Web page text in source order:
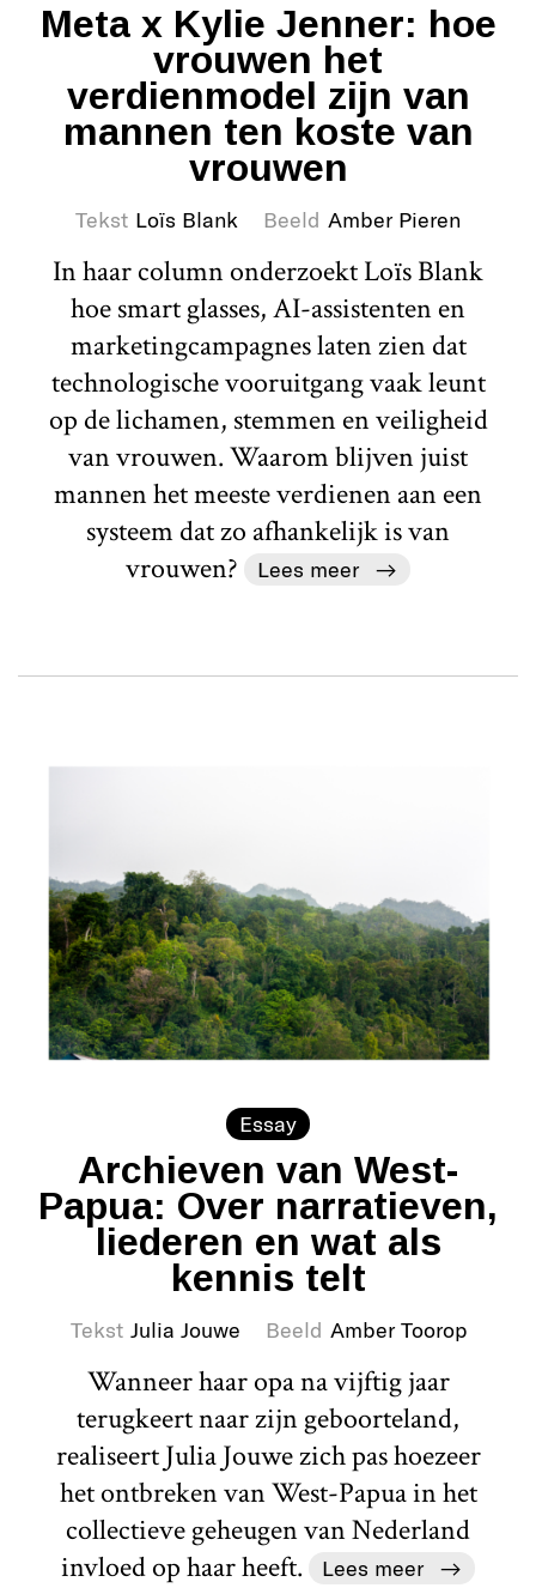
Meta x Kylie Jenner: hoe
vrouwen het
verdienmodel zijn van
mannen ten koste van
vrouwen
Tekst Loïs Blank Beeld Amber Pieren
In haar column onderzoekt Loïs Blank
hoe smart glasses, AI-assistenten en
marketingcampagnes laten zien dat
technologische vooruitgang vaak leunt
op de lichamen, stemmen en veiligheid
van vrouwen. Waarom blijven juist
mannen het meeste verdienen aan een
systeem dat zo afhankelijk is van
vrouwen?
Lees meer
Essay
Archieven van West-
Papua: Over narratieven,
liederen en wat als
kennis telt
Tekst Julia Jouwe Beeld Amber Toorop
Wanneer haar opa na vijftig jaar
terugkeert naar zijn geboorteland,
realiseert Julia Jouwe zich pas hoezeer
het ontbreken van West-Papua in het
collectieve geheugen van Nederland
invloed op haar heeft.
Lees meer